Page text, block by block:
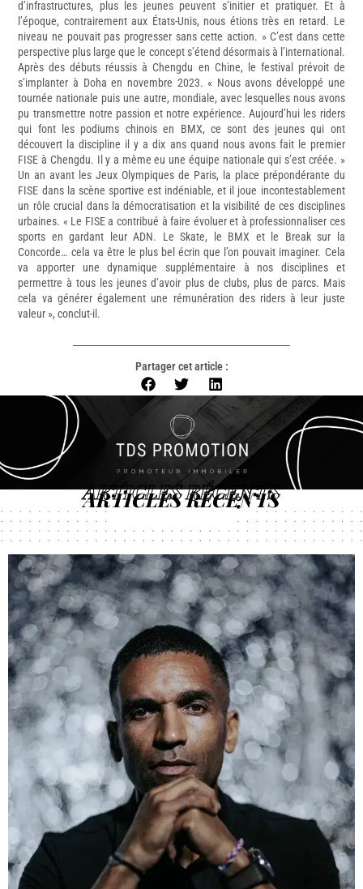
d’infrastructures, plus les jeunes peuvent s’initier et pratiquer. Et à
l’époque, contrairement aux États-Unis, nous étions très en retard. Le
niveau ne pouvait pas progresser sans cette action. » C’est dans cette
perspective plus large que le concept s’étend désormais à l’international.
Après des débuts réussis à Chengdu en Chine, le festival prévoit de
s’implanter à Doha en novembre 2023. « Nous avons développé une
tournée nationale puis une autre, mondiale, avec lesquelles nous avons
pu transmettre notre passion et notre expérience. Aujourd’hui les riders
qui font les podiums chinois en BMX, ce sont des jeunes qui ont
découvert la discipline il y a dix ans quand nous avons fait le premier
FISE à Chengdu. Il y a même eu une équipe nationale qui s’est créée. »
Un an avant les Jeux Olympiques de Paris, la place prépondérante du
FISE dans la scène sportive est indéniable, et il joue incontestablement
un rôle crucial dans la démocratisation et la visibilité de ces disciplines
urbaines. « Le FISE a contribué à faire évoluer et à professionnaliser ces
sports en gardant leur ADN. Le Skate, le BMX et le Break sur la
Concorde… cela va être le plus bel écrin que l’on pouvait imaginer. Cela
va apporter une dynamique supplémentaire à nos disciplines et
permettre à tous les jeunes d’avoir plus de clubs, plus de parcs. Mais
cela va générer également une rémunération des riders à leur juste
valeur », conclut-il.
Partager cet article :
ARTICLES RÉCENTS
ARTICLES RÉCENTS